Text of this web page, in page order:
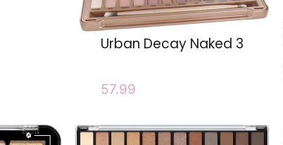
Urban Decay Naked 3
57.99